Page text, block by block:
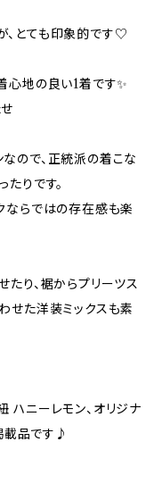
、とても印象的です♡
心地の良い1着です✨
ので、正統派の着こな
りです。
ならではの存在感も楽
たり、裾からプリーツス
せた洋装ミックスも素
ニーレモン、オリジナ
載品です♪